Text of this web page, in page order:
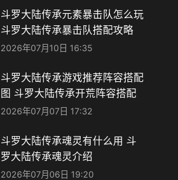
斗罗大陆传承元素暴击队怎么玩
斗罗大陆传承暴击队搭配攻略
2026年07月10日 16:35
斗罗大陆传承游戏推荐阵容搭配
图 斗罗大陆传承开荒阵容搭配
2026年07月07日 17:32
斗罗大陆传承魂灵有什么用 斗
罗大陆传承魂灵介绍
2026年07月06日 19:20